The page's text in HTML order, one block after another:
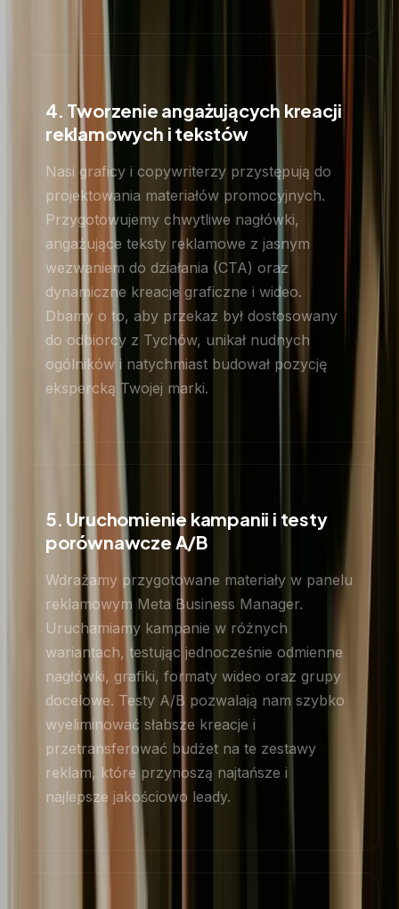
4. Tworzenie angażujących kreacji
reklamowych i tekstów
Nasi graficy i copywriterzy przystępują do
projektowania materiałów promocyjnych.
Przygotowujemy chwytliwe nagłówki,
angażujące teksty reklamowe z jasnym
wezwaniem do działania (CTA) oraz
dynamiczne kreacje graficzne i wideo.
Dbamy o to, aby przekaz był dostosowany
do odbiorcy z Tychów, unikał nudnych
ogólników i natychmiast budował pozycję
ekspercką Twojej marki.
5. Uruchomienie kampanii i testy
porównawcze A/B
Wdrażamy przygotowane materiały w panelu
reklamowym Meta Business Manager.
Uruchamiamy kampanie w różnych
wariantach, testując jednocześnie odmienne
nagłówki, grafiki, formaty wideo oraz grupy
docelowe. Testy A/B pozwalają nam szybko
wyeliminować słabsze kreacje i
przetransferować budżet na te zestawy
reklam, które przynoszą najtańsze i
najlepsze jakościowo leady.